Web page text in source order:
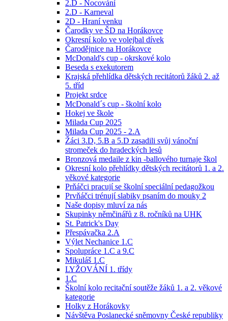
2.D - Nocování
2.D - Karneval
2D - Hraní venku
Čarodky ve ŠD na Horákovce
Okresní kolo ve volejbal dívek
Čarodějnice na Horákovce
McDonald's cup - okrskové kolo
Beseda s exekutorem
Krajská přehlídka dětských recitátorů žáků 2. až
5. tříd
Projekt srdce
McDonald´s cup - školní kolo
Hokej ve škole
Milada Cup 2025
Milada Cup 2025 - 2.A
Žáci 3.D, 5.B a 5.D zasadili svůj vánoční
stromeček do hradeckých lesů
Bronzová medaile z kin -ballového turnaje škol
Okresní kolo přehlídky dětských recitátorů 1. a 2.
věkové kategorie
Prňáčci pracují se školní speciální pedagožkou
Prvňáčci trénují slabiky psaním do mouky 2
Naše dopisy mluví za nás
Skupinky němčinářů z 8. ročníků na UHK
St. Patrick's Day
Přespávačka 2.A
Výlet Nechanice 1.C
Spolupráce 1.C a 9.C
Mikuláš 1.C
LYŽOVÁNÍ 1. třídy
1.C
Školní kolo recitační soutěže žáků 1. a 2. věkové
kategorie
Holky z Horákovky
Návštěva Poslanecké sněmovny České republiky